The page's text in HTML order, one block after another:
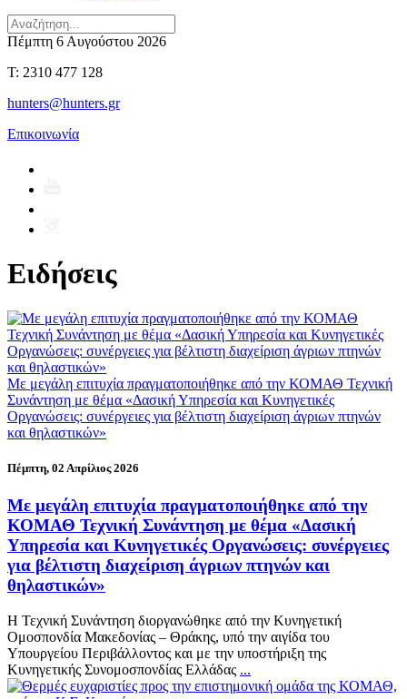
Πέμπτη 6 Αυγούστου 2026
T: 2310 477 128
hunters@hunters.gr
Επικοινωνία
Ειδήσεις
Με μεγάλη επιτυχία πραγματοποιήθηκε από την ΚΟΜΑΘ Τεχνική
Συνάντηση με θέμα «Δασική Υπηρεσία και Κυνηγετικές
Οργανώσεις: συνέργειες για βέλτιστη διαχείριση άγριων πτηνών
και θηλαστικών»
Πέμπτη, 02 Απρίλιος 2026
Με μεγάλη επιτυχία πραγματοποιήθηκε από την
ΚΟΜΑΘ Τεχνική Συνάντηση με θέμα «Δασική
Υπηρεσία και Κυνηγετικές Οργανώσεις: συνέργειες
για βέλτιστη διαχείριση άγριων πτηνών και
θηλαστικών»
Η Τεχνική Συνάντηση διοργανώθηκε από την Κυνηγετική
Ομοσπονδία Μακεδονίας – Θράκης, υπό την αιγίδα του
Υπουργείου Περιβάλλοντος και με την υποστήριξη της
Κυνηγετικής Συνομοσπονδίας Ελλάδας ...